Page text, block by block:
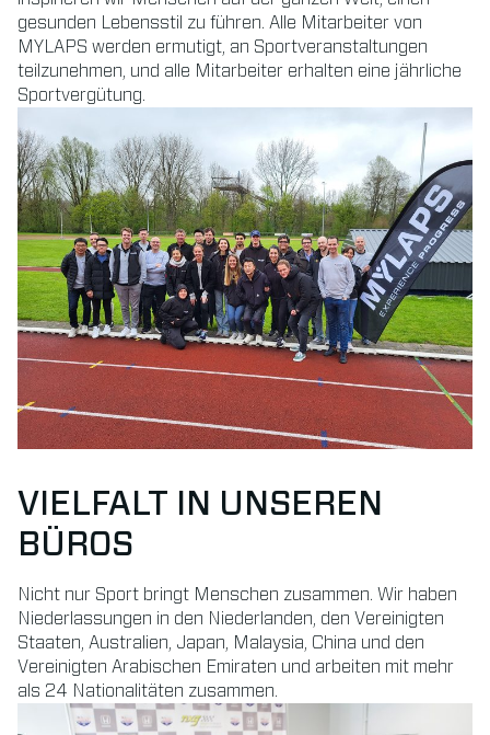
gesunden Lebensstil zu führen. Alle Mitarbeiter von
MYLAPS werden ermutigt, an Sportveranstaltungen
teilzunehmen, und alle Mitarbeiter erhalten eine jährliche
Sportvergütung.
VIELFALT IN UNSEREN
BÜROS
Nicht nur Sport bringt Menschen zusammen. Wir haben
Niederlassungen in den Niederlanden, den Vereinigten
Staaten, Australien, Japan, Malaysia, China und den
Vereinigten Arabischen Emiraten und arbeiten mit mehr
als 24 Nationalitäten zusammen.